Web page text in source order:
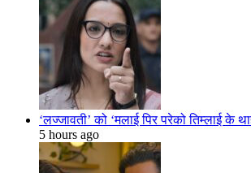
‘लज्जावती’ को ‘मलाई पिर परेको तिम्लाई के
5 hours ago